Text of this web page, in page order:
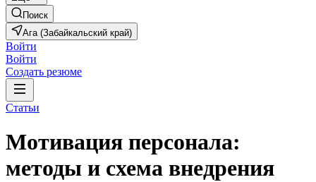
Поиск
Ага (Забайкальский край)
Войти
Войти
Создать резюме
Статьи
Мотивация персонала:
методы и схема внедрения